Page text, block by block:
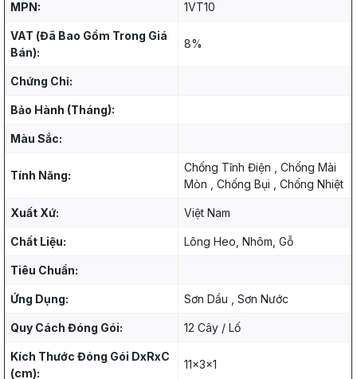
MPN: 1VT10
VAT (Đã Bao Gồm Trong Giá
Bán):
8%
Chứng Chỉ:
Bảo Hành (Tháng):
Màu Sắc:
Tính Năng:
Chống Tĩnh Điện , Chống Mài
Mòn , Chống Bụi , Chống Nhiệt
Xuất Xứ: Việt Nam
Chất Liệu: Lông Heo, Nhôm, Gỗ
Tiêu Chuẩn:
Ứng Dụng: Sơn Dầu , Sơn Nước
Quy Cách Đóng Gói: 12 Cây / Lố
Kích Thước Đóng Gói DxRxC
(cm):
11x3x1